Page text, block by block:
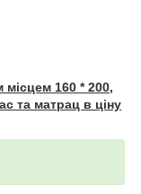
місцем 160 * 200,
та матрац в ціну